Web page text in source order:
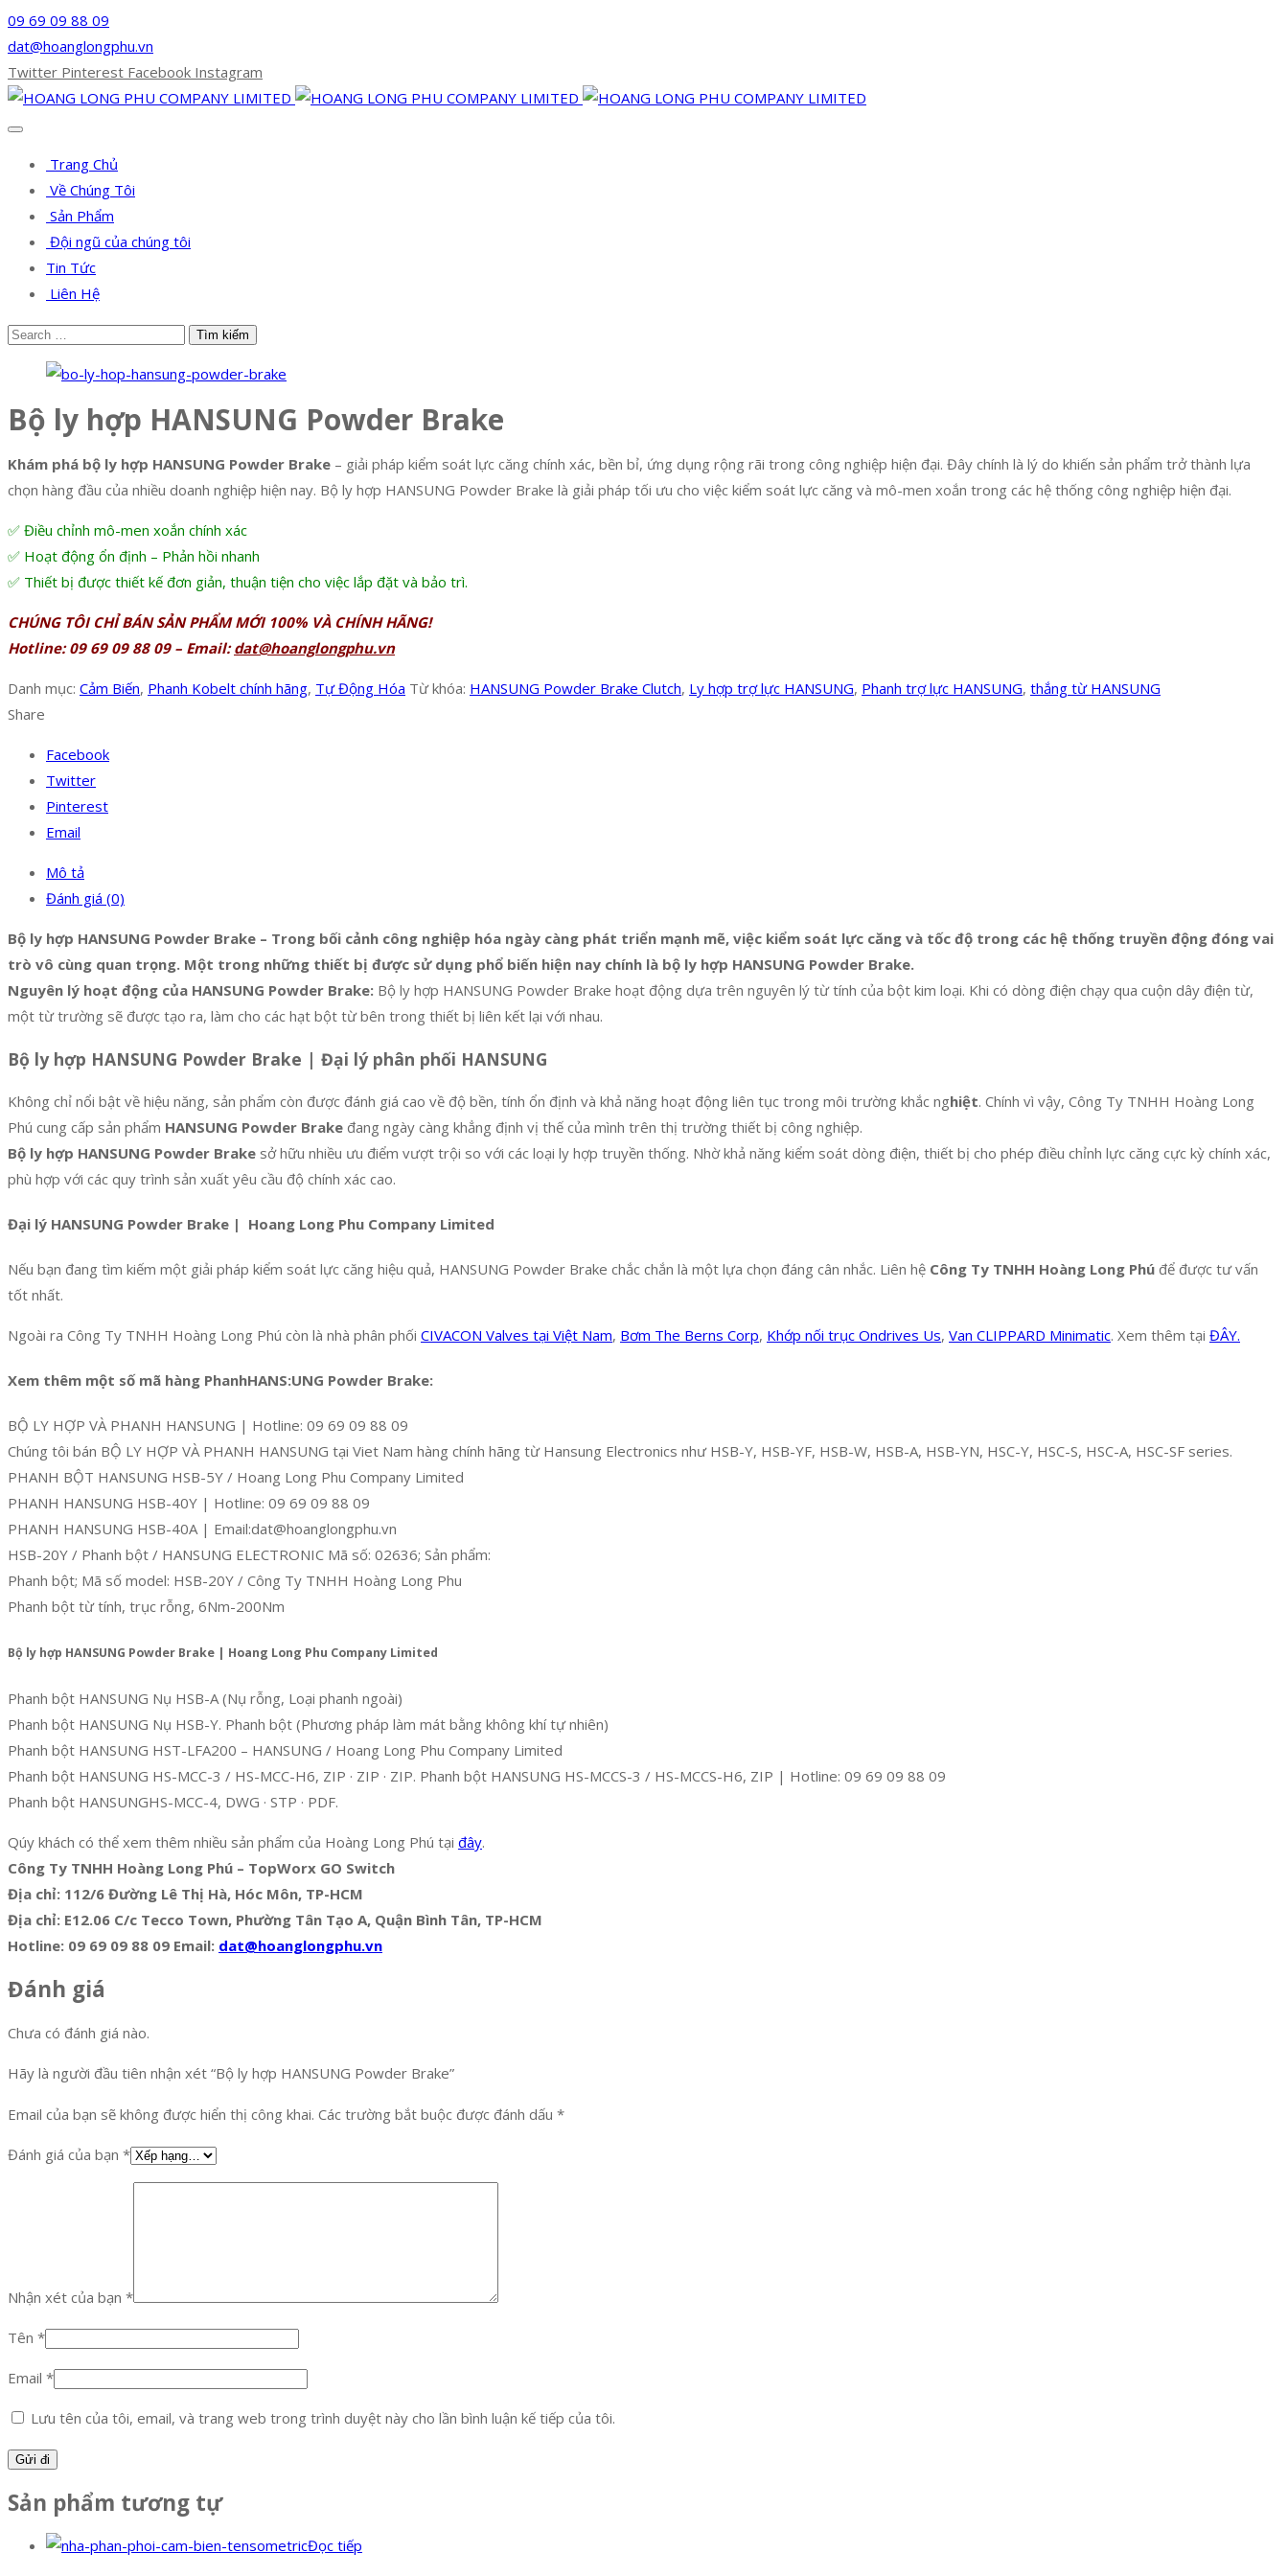
09 69 09 88 09
dat@hoanglongphu.vn
Twitter Pinterest Facebook Instagram
Trang Chủ
Về Chúng Tôi
Sản Phẩm
Đội ngũ của chúng tôi
Tin Tức
Liên Hệ
Bộ ly hợp HANSUNG Powder Brake
Khám phá bộ ly hợp HANSUNG Powder Brake – giải pháp kiểm soát lực căng chính xác, bền bỉ, ứng dụng rộng rãi trong công nghiệp hiện đại. Đây chính là lý do khiến sản phẩm trở thành lựa
chọn hàng đầu của nhiều doanh nghiệp hiện nay. Bộ ly hợp HANSUNG Powder Brake là giải pháp tối ưu cho việc kiểm soát lực căng và mô-men xoắn trong các hệ thống công nghiệp hiện đại.
✅ Điều chỉnh mô-men xoắn chính xác
✅ Hoạt động ổn định – Phản hồi nhanh
✅ Thiết bị được thiết kế đơn giản, thuận tiện cho việc lắp đặt và bảo trì.
CHÚNG TÔI CHỈ BÁN SẢN PHẨM MỚI 100% VÀ CHÍNH HÃNG!
Hotline: 09 69 09 88 09 – Email:dat@hoanglongphu.vn
Danh mục: Cảm Biến, Phanh Kobelt chính hãng, Tự Động Hóa Từ khóa: HANSUNG Powder Brake Clutch, Ly hợp trợ lực HANSUNG, Phanh trợ lực HANSUNG, thắng từ HANSUNG
Share
Facebook
Twitter
Pinterest
Email
Mô tả
Đánh giá (0)
Bộ ly hợp HANSUNG Powder Brake – Trong bối cảnh công nghiệp hóa ngày càng phát triển mạnh mẽ, việc kiểm soát lực căng và tốc độ trong các hệ thống truyền động đóng vai
trò vô cùng quan trọng. Một trong những thiết bị được sử dụng phổ biến hiện nay chính là bộ ly hợp HANSUNG Powder Brake.
Nguyên lý hoạt động của HANSUNG Powder Brake: Bộ ly hợp HANSUNG Powder Brake hoạt động dựa trên nguyên lý từ tính của bột kim loại. Khi có dòng điện chạy qua cuộn dây điện từ,
một từ trường sẽ được tạo ra, làm cho các hạt bột từ bên trong thiết bị liên kết lại với nhau.
Bộ ly hợp HANSUNG Powder Brake | Đại lý phân phối HANSUNG
Không chỉ nổi bật về hiệu năng, sản phẩm còn được đánh giá cao về độ bền, tính ổn định và khả năng hoạt động liên tục trong môi trường khắc nghiệt. Chính vì vậy, Công Ty TNHH Hoàng Long
Phú cung cấp sản phẩm HANSUNG Powder Brake đang ngày càng khẳng định vị thế của mình trên thị trường thiết bị công nghiệp.
Bộ ly hợp HANSUNG Powder Brake sở hữu nhiều ưu điểm vượt trội so với các loại ly hợp truyền thống. Nhờ khả năng kiểm soát dòng điện, thiết bị cho phép điều chỉnh lực căng cực kỳ chính xác,
phù hợp với các quy trình sản xuất yêu cầu độ chính xác cao.
Đại lý HANSUNG Powder Brake | Hoang Long Phu Company Limited
Nếu bạn đang tìm kiếm một giải pháp kiểm soát lực căng hiệu quả, HANSUNG Powder Brake chắc chắn là một lựa chọn đáng cân nhắc. Liên hệ Công Ty TNHH Hoàng Long Phú để được tư vấn
tốt nhất.
Ngoài ra Công Ty TNHH Hoàng Long Phú còn là nhà phân phối CIVACON Valves tại Việt Nam, Bơm The Berns Corp, Khớp nối trục Ondrives Us, Van CLIPPARD Minimatic. Xem thêm tại ĐÂY.
Xem thêm một số mã hàng PhanhHANS:UNG Powder Brake:
BỘ LY HỢP VÀ PHANH HANSUNG | Hotline: 09 69 09 88 09
Chúng tôi bán BỘ LY HỢP VÀ PHANH HANSUNG tại Viet Nam hàng chính hãng từ Hansung Electronics như HSB-Y, HSB-YF, HSB-W, HSB-A, HSB-YN, HSC-Y, HSC-S, HSC-A, HSC-SF series.
PHANH BỘT HANSUNG HSB-5Y / Hoang Long Phu Company Limited
PHANH HANSUNG HSB-40Y | Hotline: 09 69 09 88 09
PHANH HANSUNG HSB-40A | Email:dat@hoanglongphu.vn
HSB-20Y / Phanh bột / HANSUNG ELECTRONIC Mã số: 02636; Sản phẩm:
Phanh bột; Mã số model: HSB-20Y / Công Ty TNHH Hoàng Long Phu
Phanh bột từ tính, trục rỗng, 6Nm-200Nm
Bộ ly hợp HANSUNG Powder Brake | Hoang Long Phu Company Limited
Phanh bột HANSUNG Nụ HSB-A (Nụ rỗng, Loại phanh ngoài)
Phanh bột HANSUNG Nụ HSB-Y. Phanh bột (Phương pháp làm mát bằng không khí tự nhiên)
Phanh bột HANSUNG HST-LFA200 – HANSUNG / Hoang Long Phu Company Limited
Phanh bột HANSUNG HS-MCC-3 / HS-MCC-H6, ZIP · ZIP · ZIP. Phanh bột HANSUNG HS-MCCS-3 / HS-MCCS-H6, ZIP | Hotline: 09 69 09 88 09
Phanh bột HANSUNGHS-MCC-4, DWG · STP · PDF.
Qúy khách có thể xem thêm nhiều sản phẩm của Hoàng Long Phú tại đây.
Công Ty TNHH Hoàng Long Phú – TopWorx GO Switch
Địa chỉ: 112/6 Đường Lê Thị Hà, Hóc Môn, TP-HCM
Địa chỉ: E12.06 C/c Tecco Town, Phường Tân Tạo A, Quận Bình Tân, TP-HCM
Hotline: 09 69 09 88 09 Email: dat@hoanglongphu.vn
Đánh giá
Chưa có đánh giá nào.
Hãy là người đầu tiên nhận xét “Bộ ly hợp HANSUNG Powder Brake”
Email của bạn sẽ không được hiển thị công khai. Các trường bắt buộc được đánh dấu *
Đánh giá của bạn *
Nhận xét của bạn *
Tên *
Email *
Lưu tên của tôi, email, và trang web trong trình duyệt này cho lần bình luận kế tiếp của tôi.
Sản phẩm tương tự
Đọc tiếp